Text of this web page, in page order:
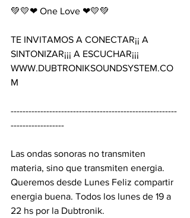
💚💛❤ One Love ❤💛💚
TE INVITAMOS A CONECTAR¡¡ A
SINTONIZAR¡¡¡ A ESCUCHAR¡¡¡
WWW.DUBTRONIKSOUNDSYSTEM.CO
M
--------------------------------------------------------
------------------
Las ondas sonoras no transmiten
materia, sino que transmiten energia.
Queremos desde Lunes Feliz compartir
energia buena. Todos los lunes de 19 a
22 hs por la Dubtronik.